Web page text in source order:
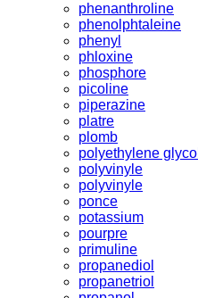
phenanthroline
phenolphtaleine
phenyl
phloxine
phosphore
picoline
piperazine
platre
plomb
polyethylene glycol
polyvinyle
polyvinyle
ponce
potassium
pourpre
primuline
propanediol
propanetriol